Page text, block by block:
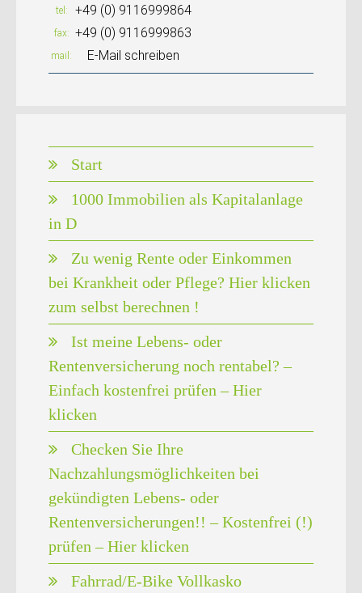
tel +49 (0) 9116999864
fax +49 (0) 9116999863
mail E-Mail schreiben
Start
1000 Immobilien als Kapitalanlage
in D
Zu wenig Rente oder Einkommen
bei Krankheit oder Pflege? Hier klicken
zum selbst berechnen !
Ist meine Lebens- oder
Rentenversicherung noch rentabel? –
Einfach kostenfrei prüfen – Hier
klicken
Checken Sie Ihre
Nachzahlungsmöglichkeiten bei
gekündigten Lebens- oder
Rentenversicherungen!! – Kostenfrei (!)
prüfen – Hier klicken
Fahrrad/E-Bike Vollkasko